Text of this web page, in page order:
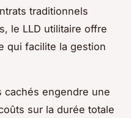
traditionnels
le LLD utilitaire offre
qui facilite la gestion
cachés engendre une
sur la durée totale